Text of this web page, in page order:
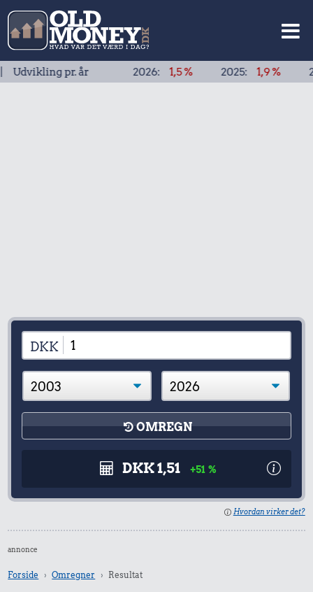
pr. år 1,5 % 2025: 1,9 % 2024:
DKK
OMREGN
DKK 1,51 +51 %
Hvordan virker det?
annonce
Forside Omregner Resultat